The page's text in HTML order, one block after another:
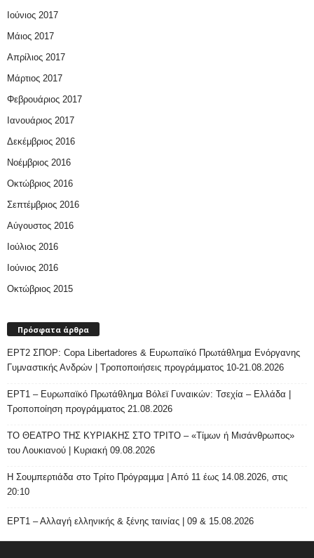
Ιούνιος 2017
Μάιος 2017
Απρίλιος 2017
Μάρτιος 2017
Φεβρουάριος 2017
Ιανουάριος 2017
Δεκέμβριος 2016
Νοέμβριος 2016
Οκτώβριος 2016
Σεπτέμβριος 2016
Αύγουστος 2016
Ιούλιος 2016
Ιούνιος 2016
Οκτώβριος 2015
Πρόσφατα άρθρα
ΕΡΤ2 ΣΠΟΡ: Copa Libertadores & Ευρωπαϊκό Πρωτάθλημα Ενόργανης
Γυμναστικής Ανδρών | Τροποποιήσεις προγράμματος 10-21.08.2026
ΕΡΤ1 – Ευρωπαϊκό Πρωτάθλημα Βόλεϊ Γυναικών: Τσεχία – Ελλάδα |
Τροποποίηση προγράμματος 21.08.2026
ΤΟ ΘΕΑΤΡΟ ΤΗΣ ΚΥΡΙΑΚΗΣ ΣΤΟ ΤΡΙΤΟ – «Τίμων ή Μισάνθρωπος»
του Λουκιανού | Κυριακή 09.08.2026
H Σουμπερτιάδα στο Τρίτο Πρόγραμμα | Από 11 έως 14.08.2026, στις
20:10
ΕΡΤ1 – Αλλαγή ελληνικής & ξένης ταινίας | 09 & 15.08.2026